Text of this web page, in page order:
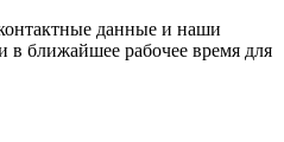
данные и наши
в ближайшее рабочее время для